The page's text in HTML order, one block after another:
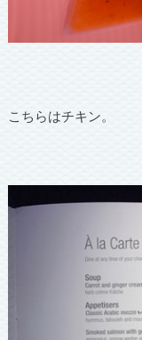
こちらはチキン。